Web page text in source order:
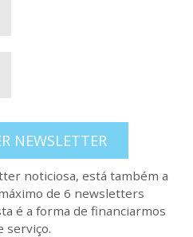
NEWSLETTER
noticiosa, está também a
de 6 newsletters
é a forma de financiarmos
serviço.